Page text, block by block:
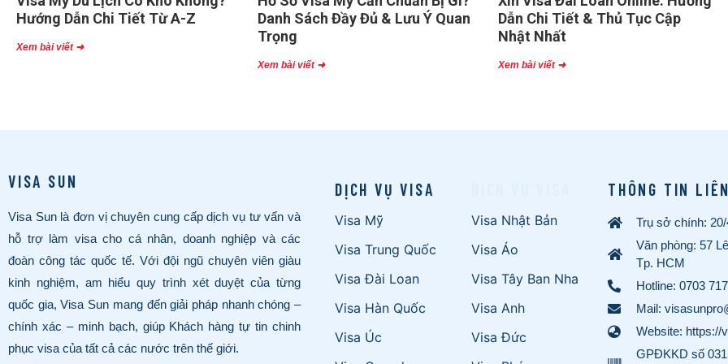
Hướng Dẫn Chi Tiết Từ A-Z
Xem bài viết ➜
Danh Sách Đầy Đủ & Lưu Ý Quan
Trọng
Xem bài viết ➜
Dẫn Chi Tiết & Thủ Tục Cập
Nhật Nhất
Xem bài viết ➜
VISA SUN
Visa Sun là đơn vị chuyên cung cấp dịch vụ tư vấn và
hỗ trợ làm visa cho cá nhân, doanh nghiệp và các
đoàn công tác quốc tế. Với đội ngũ chuyên viên giàu
kinh nghiệm, am hiểu quy trình xét duyệt của từng
quốc gia, Visa Sun mang đến giải pháp nhanh chóng –
chính xác – minh bạch, giúp Khách hàng tự tin chinh
phục visa của tất cả các nước trên thế giới.
DỊCH VỤ VISA
Visa Mỹ
Visa Trung Quốc
Visa Đài Loan
Visa Hàn Quốc
Visa Úc
Visa Nhật Bản
Visa Áo
Visa Tây Ban Nha
Visa Anh
Visa Đức
THÔNG TIN
Trụ sở chính:
Văn phòng: 57
Tp. HCM
Hotline: 0703
Mail:
Website: https://
GPĐKKD số